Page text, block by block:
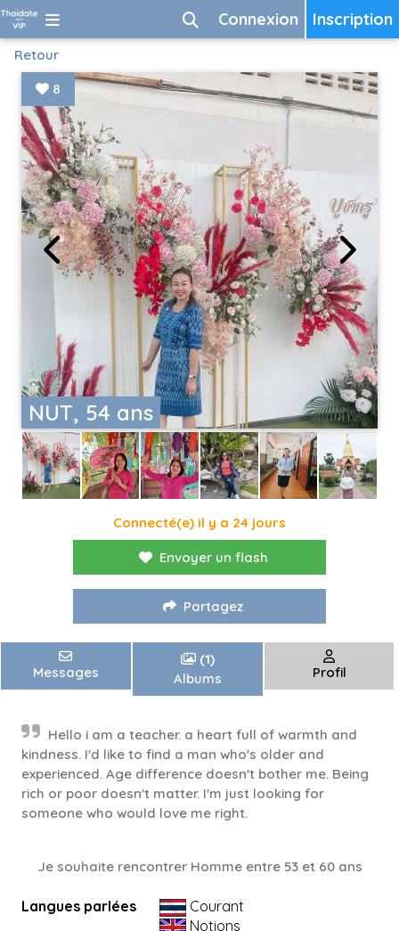
Inscription
Connexion
Retour
NUT, 54 ans
8
Connecté(e) il y a 24 jours
Envoyer un flash
Partagez
Messages
(1)
Albums
Profil
Hello i am a teacher. a heart full of warmth and
kindness. I'd like to find a man who's older and
experienced. Age difference doesn't bother me. Being
rich or poor doesn't matter. I'm just looking for
someone who would love me right.
Je souhaite rencontrer Homme entre 53 et 60 ans
Langues parlées
Courant
Notions